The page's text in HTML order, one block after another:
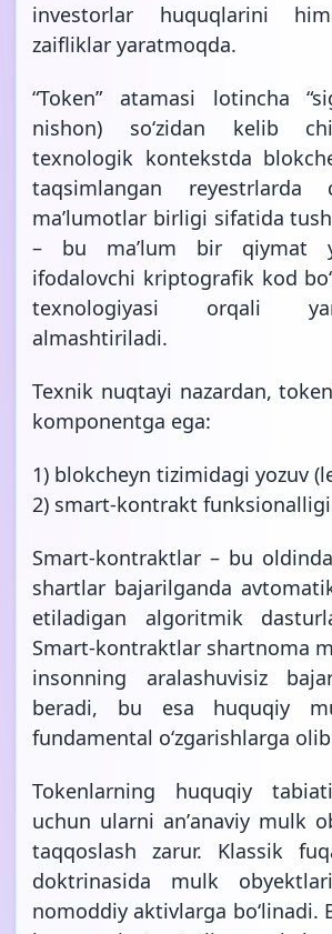
investorlar huquqlarini
zaifliklar yaratmoqda.
“Token” atamasi lotincha
nishon) soʻzidan kelib
texnologik kontekstda
taqsimlangan reyestrlarda
maʼlumotlar birligi sifatida
– bu maʼlum bir qiymat
ifodalovchi kriptografik kod
texnologiyasi orqali
almashtiriladi.
Texnik nuqtayi nazardan,
komponentga ega:
1) blokcheyn tizimidagi yozuv
2) smart-kontrakt
Smart-kontraktlar – bu
shartlar bajarilganda
etiladigan algoritmik
Smart-kontraktlar shartnoma
insonning aralashuvisiz
beradi, bu esa huquqiy
fundamental oʻzgarishlarga
Tokenlarning huquqiy
uchun ularni anʼanaviy mulk
taqqoslash zarur. Klassik
doktrinasida mulk
nomoddiy aktivlarga boʻlinadi.